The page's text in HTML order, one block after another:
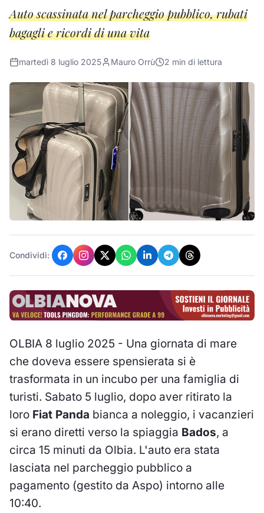
Auto scassinata nel parcheggio pubblico, rubati
bagagli e ricordi di una vita
martedì 8 luglio 2025 Mauro Orrù 2 min di lettura
Condividi:
OLBIA 8 luglio 2025 - Una giornata di mare
che doveva essere spensierata si è
trasformata in un incubo per una famiglia di
turisti. Sabato 5 luglio, dopo aver ritirato la
loro Fiat Panda bianca a noleggio, i vacanzieri
si erano diretti verso la spiaggia Bados, a
circa 15 minuti da Olbia. L'auto era stata
lasciata nel parcheggio pubblico a
pagamento (gestito da Aspo) intorno alle
10:40.